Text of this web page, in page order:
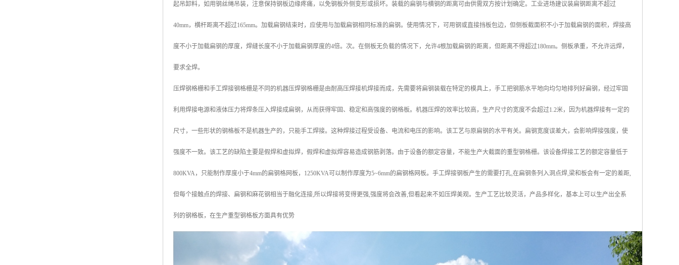
起吊卸料，如用钢丝绳吊装，注意保持钢板边缘疼痛，以免钢板外侧变形或损坏。装载的扁钢与横钢的距离可由供需双方按计划确定。工业进场建议装扁钢距离不超过
40mm，横杆距离不超过165mm。加载扁钢结束时，应使用与加载扁钢相同标准的扁钢。使用情况下，可用钢或直接挡板包边，但侧板截面积不小于加载扁钢的面积，焊接高
度不小于加载扁钢的厚度，焊缝长度不小于加载扁钢厚度的4倍。次。在侧板无负载的情况下，允许4根加载扁钢的距离，但距离不得超过180mm。侧板承重，不允许远焊，
要求全焊。
压焊钢格栅和手工焊接钢格栅是不同的机器压焊钢格栅是由耐高压焊接机焊接而成，先需要将扁钢装载在特定的模具上，手工把钢筋水平地向均匀地排列好扁钢，经过牢固
利用焊接电源和液体压力将焊条压入焊接成扁钢，从而获得牢固、稳定和高强度的钢格板。机器压焊的效率比较高，生产尺寸的宽度不会超过1.2米，因为机器焊接有一定的
尺寸，一些形状的钢格板不是机器生产的，只能手工焊接。这种焊接过程受设备、电流和电压的影响。该工艺与原扁钢的水平有关。扁钢宽度误差大，会影响焊接强度，使
强度不一致。该工艺的缺陷主要是假焊和虚拟焊，假焊和虚拟焊容易造成钢筋剥落。由于设备的额定容量，不能生产大截面的重型钢格栅。该设备焊接工艺的额定容量低于
800KVA，只能制作厚度小于4mm的扁钢格网板，1250KVA可以制作厚度为5~6mm的扁钢格网板。手工焊接钢板产生的需要打孔,在扁钢条列入洞点焊,梁和板会有一定的差距,
但每个接触点的焊接、扁钢和麻花钢相当于融化连接,所以焊接将变得更强,强度将会改善,但看起来不如压焊美观。生产工艺比较灵活，产品多样化，基本上可以生产出全系
列的钢格板，在生产重型钢格板方面具有优势